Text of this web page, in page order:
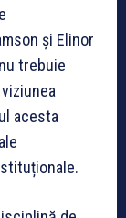
și Elinor
trebuie
acesta